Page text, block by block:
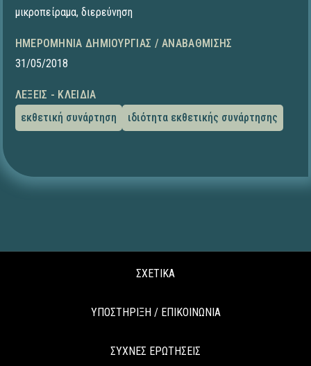
μικροπείραμα, διερεύνηση
ΗΜΕΡΟΜΗΝΊΑ ΔΗΜΙΟΥΡΓΊΑΣ / ΑΝΑΒΆΘΜΙΣΗΣ
31/05/2018
ΛΈΞΕΙΣ - ΚΛΕΙΔΙΆ
εκθετική συνάρτηση
ιδιότητα εκθετικής συνάρτησης
ΣΧΕΤΙΚΑ
ΥΠΟΣΤΗΡΙΞΗ / ΕΠΙΚΟΙΝΩΝΙΑ
ΣΥΧΝΕΣ ΕΡΩΤΗΣΕΙΣ